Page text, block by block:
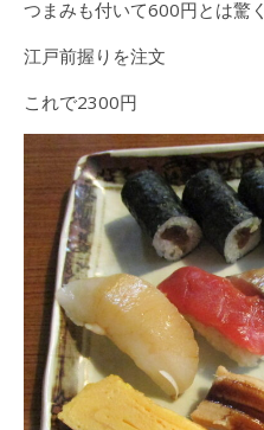
つまみも付いて600円とは驚く
江戸前握りを注文
これで2300円